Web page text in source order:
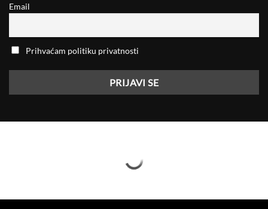
Email
Prihvaćam politiku privatnosti